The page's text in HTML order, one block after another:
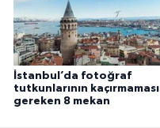
İstanbul’da fotoğraf
tutkunlarının kaçırmaması
gereken 8 mekan